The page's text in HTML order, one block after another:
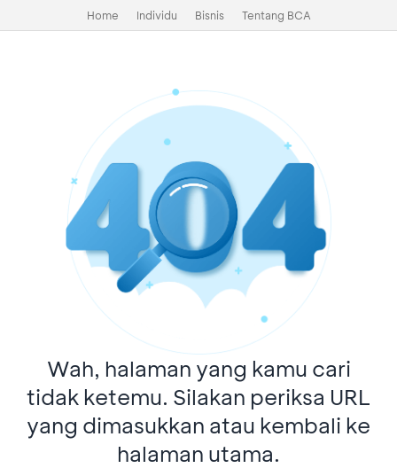
Home Individu Bisnis Tentang BCA
Wah, halaman yang kamu cari
tidak ketemu. Silakan periksa URL
yang dimasukkan atau kembali ke
halaman utama.